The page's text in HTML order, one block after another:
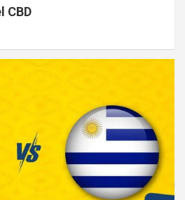
CBD